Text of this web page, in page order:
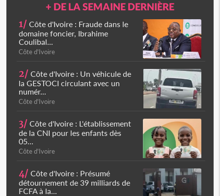
+ DE LA SEMAINE DERNIÈRE
1/ Côte d'Ivoire : Fraude dans le
domaine foncier, Ibrahime
Coulibal...
Côte d'Ivoire
2/ Côte d'Ivoire : Un véhicule de
la GESTOCI circulant avec un
numér...
Côte d'Ivoire
3/ Côte d'Ivoire : L'établissement
de la CNI pour les enfants dès
05...
Côte d'Ivoire
4/ Côte d'Ivoire : Présumé
détournement de 39 milliards de
FCFA à la...